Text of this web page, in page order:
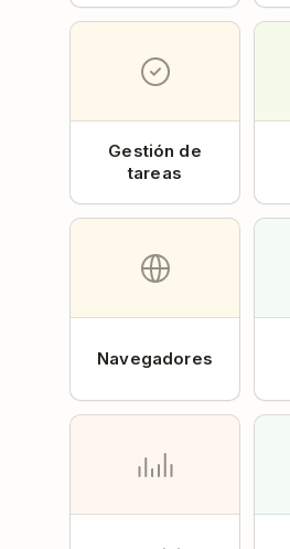
Gestión de
tareas
Navegadores